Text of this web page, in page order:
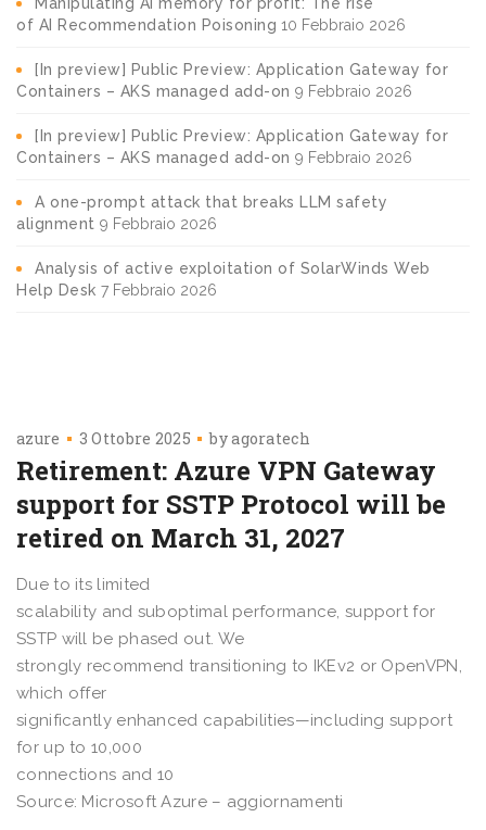
of AI Recommendation Poisoning 10 Febbraio 2026
[In preview] Public Preview: Application Gateway for
Containers – AKS managed add-on 9 Febbraio 2026
[In preview] Public Preview: Application Gateway for
Containers – AKS managed add-on 9 Febbraio 2026
A one-prompt attack that breaks LLM safety
alignment 9 Febbraio 2026
Analysis of active exploitation of SolarWinds Web
Help Desk 7 Febbraio 2026
azure 3 Ottobre 2025 byagoratech
Retirement: Azure VPN Gateway
support for SSTP Protocol will be
retired on March 31, 2027
Due to its limited
scalability and suboptimal performance, support for
SSTP will be phased out. We
strongly recommend transitioning to IKEv2 or OpenVPN,
which offer
significantly enhanced capabilities—including support
for up to 10,000
connections and 10
Source: Microsoft Azure – aggiornamenti